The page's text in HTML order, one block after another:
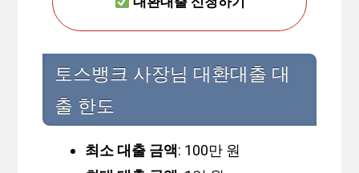
토스뱅크 사장님 대환대출 대
출 한도
최소 대출 금액: 100만 원